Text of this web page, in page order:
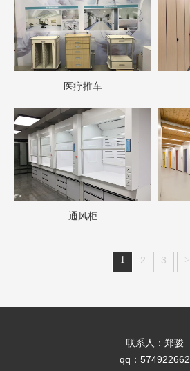
医疗推车
通风柜
1 2 3 >
联系人：郑骏
qq：574922662